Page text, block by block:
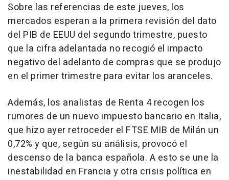
Sobre las referencias de este jueves, los
mercados esperan a la primera revisión del dato
del PIB de EEUU del segundo trimestre, puesto
que la cifra adelantada no recogió el impacto
negativo del adelanto de compras que se produjo
en el primer trimestre para evitar los aranceles.
Además, los analistas de Renta 4 recogen los
rumores de un nuevo impuesto bancario en Italia,
que hizo ayer retroceder el FTSE MIB de Milán un
0,72% y que, según su análisis, provocó el
descenso de la banca española. A esto se une la
inestabilidad en Francia y otra crisis política en